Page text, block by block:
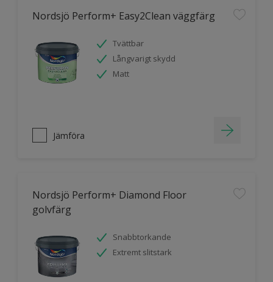
Nordsjö Perform+ Easy2Clean väggfärg
Tvättbar
Långvarigt skydd
Matt
Jämföra
Nordsjö Perform+ Diamond Floor
golvfärg
Snabbtorkande
Extremt slitstark